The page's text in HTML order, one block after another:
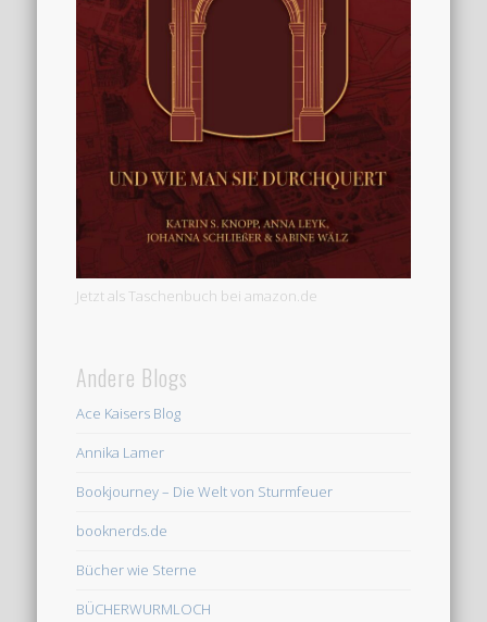
Jetzt als Taschenbuch bei amazon.de
Andere Blogs
Ace Kaisers Blog
Annika Lamer
Bookjourney – Die Welt von Sturmfeuer
booknerds.de
Bücher wie Sterne
BÜCHERWURMLOCH